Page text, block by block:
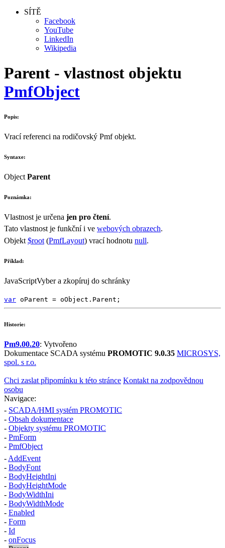
SÍTĚ
Facebook
YouTube
LinkedIn
Wikipedia
Parent - vlastnost objektu
PmfObject
Popis:
Vrací referenci na rodičovský Pmfobjekt.
Syntaxe:
Object Parent
Poznámka:
Vlastnost je určena jen pro čtení.
Tato vlastnost je funkční i ve webových obrazech.
Objekt $root (PmfLayout) vrací hodnotu null.
Příklad:
JavaScriptVyber a zkopíruj do schránky
var oParent = oObject . Parent ;
Historie:
Pm9.00.20: Vytvořeno
Dokumentace SCADA systému PROMOTIC 9.0.35 MICROSYS,
spol. s r.o.
Chci zaslat připomínku k této stránce Kontakt na zodpovědnou
osobu
Navigace:
- SCADA/HMI systém PROMOTIC
- Obsah dokumentace
- Objekty systému PROMOTIC
- PmForm
- PmfObject
- AddEvent
- BodyFont
- BodyHeightIni
- BodyHeightMode
- BodyWidthIni
- BodyWidthMode
- Enabled
- Form
- Id
- onFocus